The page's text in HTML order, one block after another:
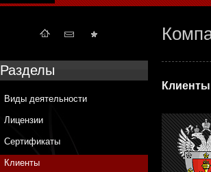
Клиенты
Разделы
Виды деятельности
Лицензии
Сертификаты
Клиенты